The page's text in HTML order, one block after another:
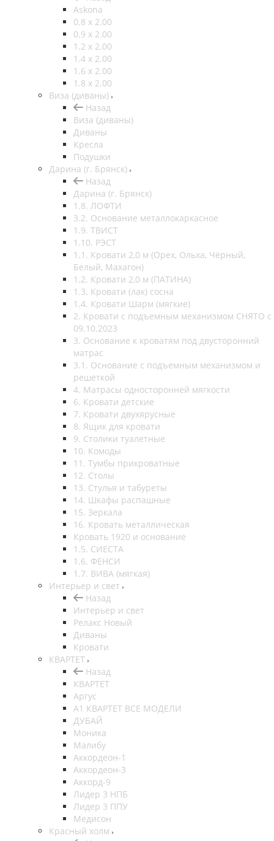
Askona
0.8 х 2.00
0.9 х 2.00
1.2 х 2.00
1.4 х 2.00
1.6 х 2.00
1.8 х 2.00
Виза (диваны)
Назад
Виза (диваны)
Диваны
Кресла
Подушки
Дарина (г. Брянск)
Назад
Дарина (г. Брянск)
1.8. ЛОФТИ
3.2. Основание металлокаркасное
1.9. ТВИСТ
1.10. РЭСТ
1.1. Кровати 2,0 м (Орех, Ольха, Чёрный,
Белый, Махагон)
1.2. Кровати 2,0 м (ПАТИНА)
1.3. Кровати (лак) сосна
1.4. Кровати Шарм (мягкие)
2. Кровати с подъемным механизмом СНЯТО с
09.10.2023
3. Основание к кроватям под двусторонний
матрас
3.1. Основание с подъемным механизмом и
решеткой
4. Матрасы односторонней мягкости
6. Кровати детские
7. Кровати двухярусные
8. Ящик для кровати
9. Столики туалетные
10. Комоды
11. Тумбы прикроватные
12. Столы
13. Стулья и табуреты
14. Шкафы распашные
15. Зеркала
16. Кровать металлическая
Кровать 1920 и основание
1.5. СИЕСТА
1.6. ФЕНСИ
1.7. ВИВА (мягкая)
Интерьер и свет
Назад
Интерьер и свет
Релакс Новый
Диваны
Кровати
КВАРТЕТ
Назад
КВАРТЕТ
Аргус
А1 КВАРТЕТ ВСЕ МОДЕЛИ
ДУБАЙ
Моника
Малибу
Аккордеон-1
Аккордеон-3
Аккорд-9
Лидер 3 НПБ
Лидер 3 ППУ
Медисон
Красный холм